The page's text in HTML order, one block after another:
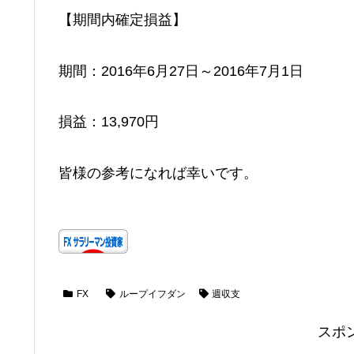
【期間内確定損益】
期間：2016年6月27日～2016年7月1日
損益：13,970円
皆様の参考になれば幸いです。
FX ループイフダン 週収支
スポ